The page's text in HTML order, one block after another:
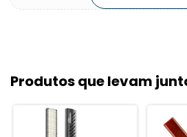
Produtos que levam